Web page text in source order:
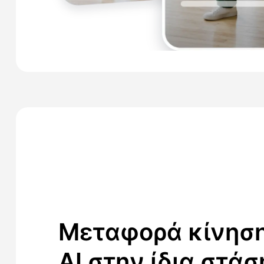
Μεταφορά